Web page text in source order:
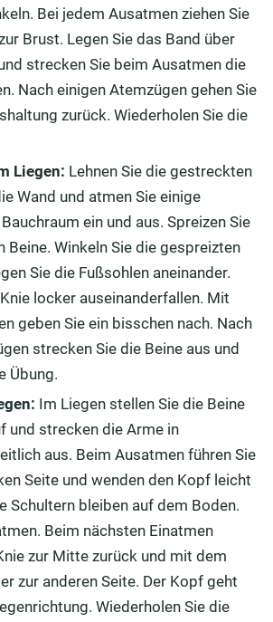
Bei jedem Ausatmen ziehen Sie
Brust. Legen Sie das Band über
strecken Sie beim Ausatmen die
Nach einigen Atemzügen gehen Sie
zurück. Wiederholen Sie die
Liegen: Lehnen Sie die gestreckten
Wand und atmen Sie einige
ein und aus. Spreizen Sie
Beine. Winkeln Sie die gespreizten
Sie die Fußsohlen aneinander.
locker auseinanderfallen. Mit
geben Sie ein bisschen nach. Nach
strecken Sie die Beine aus und
Übung.
Im Liegen stellen Sie die Beine
und strecken die Arme in
aus. Beim Ausatmen führen Sie
Seite und wenden den Kopf leicht
Schultern bleiben auf dem Boden.
Beim nächsten Einatmen
zur Mitte zurück und mit dem
zur anderen Seite. Der Kopf geht
Wiederholen Sie die